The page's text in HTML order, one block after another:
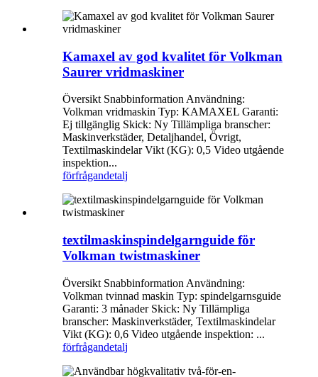
Kamaxel av god kvalitet för Volkman
Saurer vridmaskiner
Översikt Snabbinformation Användning:
Volkman vridmaskin Typ: KAMAXEL Garanti:
Ej tillgänglig Skick: Ny Tillämpliga branscher:
Maskinverkstäder, Detaljhandel, Övrigt,
Textilmaskindelar Vikt (KG): 0,5 Video utgående
inspektion...
förfrågandetalj
textilmaskinspindelgarnguide för
Volkman twistmaskiner
Översikt Snabbinformation Användning:
Volkman tvinnad maskin Typ: spindelgarnsguide
Garanti: 3 månader Skick: Ny Tillämpliga
branscher: Maskinverkstäder, Textilmaskindelar
Vikt (KG): 0,6 Video utgående inspektion: ...
förfrågandetalj